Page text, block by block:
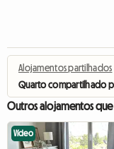
Alojamentos partilhados
Quarto compartilhado
Outros alojamentos
Vídeo